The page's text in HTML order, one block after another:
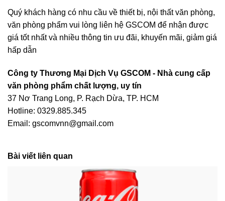
Quý khách hàng có nhu cầu về thiết bị, nội thất văn phòng,
văn phòng phẩm vui lòng liên hệ GSCOM để nhận được
giá tốt nhất và nhiều thông tin ưu đãi, khuyến mãi, giảm giá
hấp dẫn
Công ty Thương Mại Dịch Vụ GSCOM - Nhà cung cấp
văn phòng phẩm chất lượng, uy tín
37 Nơ Trang Long, P. Rạch Dừa, TP. HCM
Hotline: 0329.885.345
Email: gscomvnn@gmail.com
Bài viết liên quan